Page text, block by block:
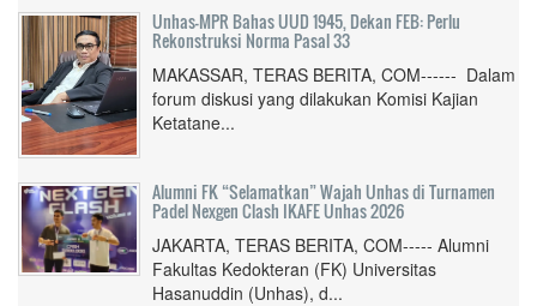
Unhas-MPR Bahas UUD 1945, Dekan FEB: Perlu
Rekonstruksi Norma Pasal 33
MAKASSAR, TERAS BERITA, COM------ Dalam
forum diskusi yang dilakukan Komisi Kajian
Ketatane...
Alumni FK “Selamatkan” Wajah Unhas di Turnamen
Padel Nexgen Clash IKAFE Unhas 2026
JAKARTA, TERAS BERITA, COM----- Alumni
Fakultas Kedokteran (FK) Universitas
Hasanuddin (Unhas), d...